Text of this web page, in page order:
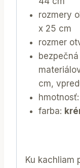
rozmery
x 25 cm
rozmer
cm,
farba:
Ku kachliam